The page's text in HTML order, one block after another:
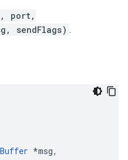
port,
sendFlags) .
*msg,